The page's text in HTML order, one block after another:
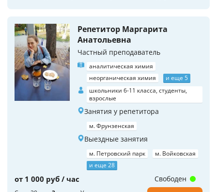
Репетитор Маргарита
Анатольевна
Частный преподаватель
аналитическая химия
неорганическая химия
и еще 5
школьники 6-11 класса, студенты,
взрослые
Занятия у репетитора
м. Фрунзенская
Выездные занятия
м. Петровский парк
м. Войковская
и еще 28
от 1 000 руб / час Свободен